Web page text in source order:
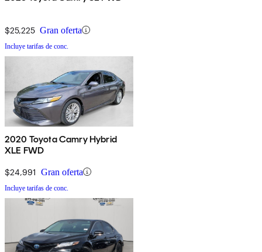
$25,225 Gran oferta
Incluye tarifas de conc.
2020 Toyota Camry Hybrid
XLE FWD
$24,991 Gran oferta
Incluye tarifas de conc.